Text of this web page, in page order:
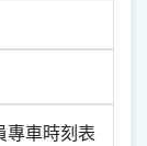
專車時刻表